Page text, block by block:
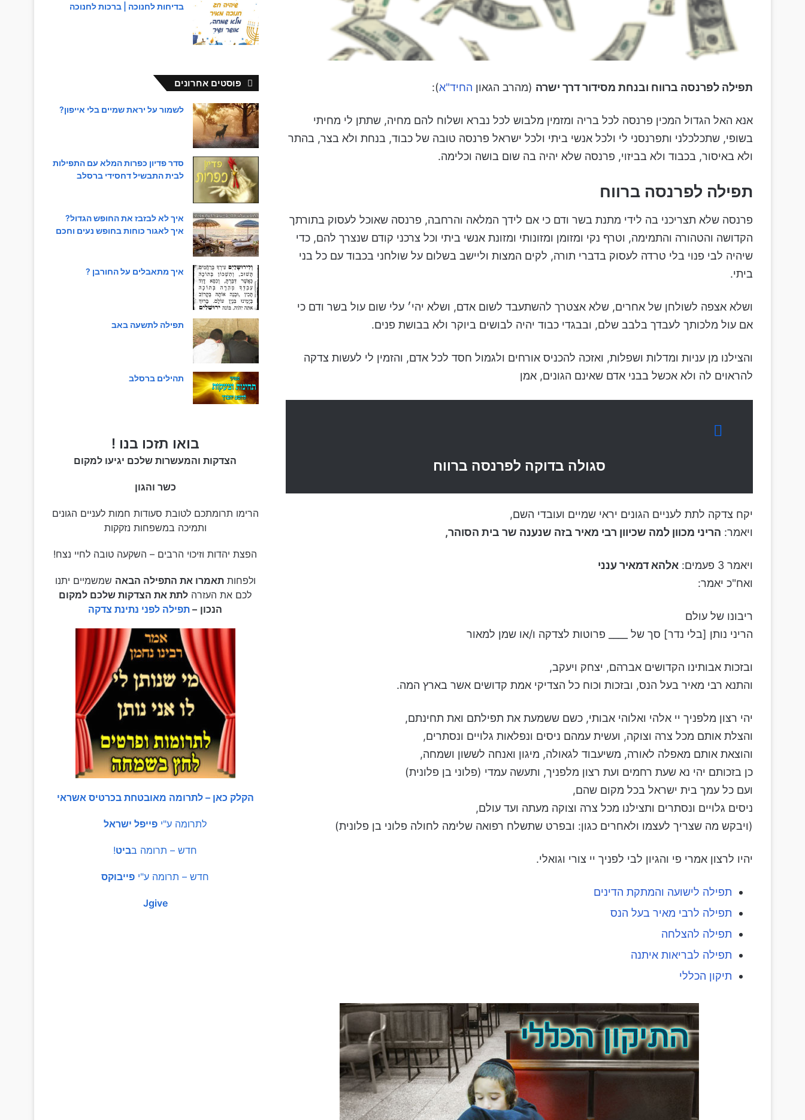
תפילה לפרנסה ברווח ובנחת מסידור דרך ישרה (מהרב הגאון החיד"א):
אנא האל הגדול המכין פרנסה לכל בריה ומזמין מלבוש לכל נברא ושלוח להם מחיה, שתתן לי מחיתי
בשופי, שתכלכלני ותפרנסני לי ולכל אנשי ביתי ולכל ישראל פרנסה טובה של כבוד, בנחת ולא בצר, בהתר
ולא באיסור, בכבוד ולא בביזוי, פרנסה שלא יהיה בה שום בושה וכלימה.
תפילה לפרנסה ברווח
פרנסה שלא תצריכני בה לידי מתנת בשר ודם כי אם לידך המלאה והרחבה, פרנסה שאוכל לעסוק בתורתך
הקדושה והטהורה והתמימה, וטרף נקי ומזומן ומזונותי ומזונת אנשי ביתי וכל צרכני קודם שנצרך להם, כדי
שיהיה לבי פנוי בלי טרדה לעסוק בדברי תורה, לקים המצות וליישב בשלום על שולחני בכבוד עם כל בני
ביתי.
ושלא אצפה לשולחן של אחרים, שלא אצטרך להשתעבד לשום אדם, ושלא יהי׳ עלי שום עול בשר ודם כי
אם עול מלכותך לעבדך בלבב שלם, ובבגדי כבוד יהיה לבושים ביוקר ולא בבושת פנים.
והצילנו מן עניות ומדלות ושפלות, ואזכה להכניס אורחים ולגמול חסד לכל אדם, והזמין לי לעשות צדקה
להראוים לה ולא אכשל בבני אדם שאינם הגונים, אמן
סגולה בדוקה לפרנסה ברווח
יקח צדקה לתת לעניים הגונים יראי שמיים ועובדי השם,
ויאמר: הריני מכוון למה שכיוון רבי מאיר בזה שנענה שר בית הסוהר,
ויאמר 3 פעמים:
אלהא דמאיר ענני
ואח"כ יאמר:
ריבונו של עולם
הריני נותן [בלי נדר] סך של ____ פרוטות לצדקה ו/או שמן למאור
ובזכות אבותינו הקדושים אברהם, יצחק ויעקב,
והתנא רבי מאיר בעל הנס, ובזכות וכוח כל הצדיקי אמת קדושים אשר בארץ המה.
יהי רצון מלפניך יי אלהי ואלוהי אבותי, כשם ששמעת את תפילתם ואת תחינתם,
והצלת אותם מכל צרה וצוקה, ועשית עמהם ניסים ונפלאות גלויים ונסתרים,
והוצאת אותם מאפלה לאורה, משיעבוד לגאולה, מיגון ואנחה לששון ושמחה,
כן בזכותם יהי נא שעת רחמים ועת רצון מלפניך, ותעשה עמדי (פלוני בן פלונית)
ועם כל עמך בית ישראל בכל מקום שהם,
ניסים גלויים ונסתרים ותצילנו מכל צרה וצוקה מעתה ועד עולם,
(ויבקש מה שצריך לעצמו ולאחרים כגון: ובפרט שתשלח רפואה שלימה לחולה פלוני בן פלונית)
יהיו לרצון אמרי פי והגיון לבי לפניך יי צורי וגואלי.
תפילה לישועה והמתקת הדינים
תפילה לרבי מאיר בעל הנס
תפילה להצלחה
תפילה לבריאות איתנה
תיקון הכללי
בדיחות לחנוכה | ברכות לחנוכה
פוסטים אחרונים
לשמור על יראת שמיים בלי אייפון?
סדר פדיון כפרות המלא עם התפילות
לבית התבשיל דחסידי ברסלב
איך לא לבזבז את החופש הגדול?
איך לאגור כוחות בחופש נעים וחכם
איך מתאבלים על החורבן ?
תפילה לתשעה באב
תהילים ברסלב
בואו תזכו בנו !
הצדקות והמעשרות שלכם יגיעו למקום
כשר והגון
הרימו תרומתכם לטובת סעודות חמות לעניים הגונים
ותמיכה במשפחות נזקקות
הפצת יהדות וזיכוי הרבים – השקעה טובה לחיי נצח!
ולפחותתאמרו את התפילה הבאה שמשמיים יתנו
לכם את העזרה לתת את הצדקות שלכם למקום
הנכון – תפילה לפני נתינת צדקה
הקלק כאן – לתרומה מאובטחת בכרטיס אשראי
לתרומה ע"י פייפל ישראל
חדש – תרומה בביט!
חדש – תרומה ע"י פייבוקס
Jgive